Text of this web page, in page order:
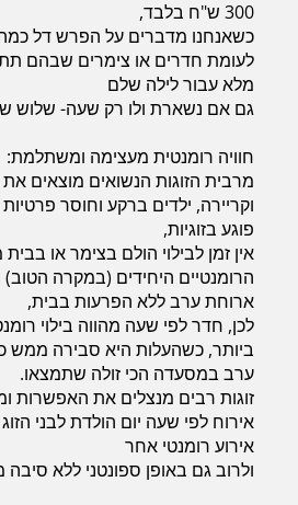
300 ש"ח בלבד,
כשאנחנו מדברים על הפרש דל
לעומת חדרים או צימרים שבהם
מלא עבור לילה שלם
גם אם נשארת ולו רק שעה- שלוש
חוויה רומנטית מעצימה ומשתלמת:
מרבית הזוגות הנשואים מוצאים
וקריירה, ילדים ברקע וחוסר
פוגע בזוגיות,
אין זמן לבילוי הולם בצימר או בבית
הרומנטיים היחידים (במקרה
ארוחת ערב ללא הפרעות בבית,
לכן, חדר לפי שעה מהווה בילוי
ביותר, כשהעלות היא סבירה ממש
ערב במסעדה הכי זולה שתמצאו.
זוגות רבים מנצלים את האפשרות
אירוח לפי שעה יום הולדת לבני הזוג
אירוע רומנטי אחר
ולרוב גם באופן ספונטני ללא סיבה